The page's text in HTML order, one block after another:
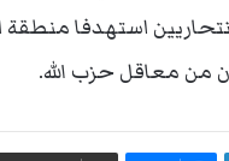
استهدفا
من معاقل حزب الله.